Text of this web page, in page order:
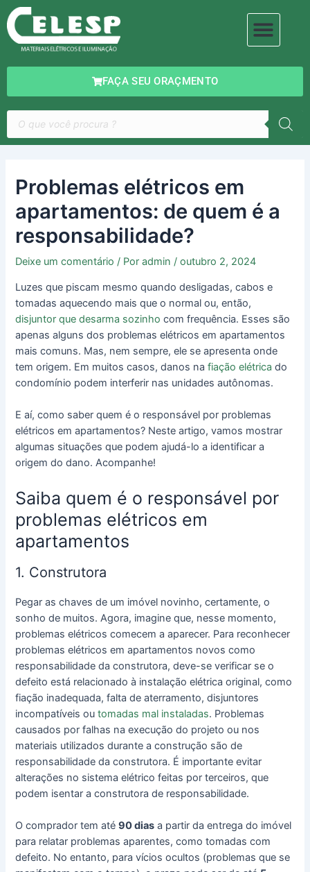
para
conteúdo
FAÇA SEU ORAÇMENTO
Pesquisar
produtos
Problemas elétricos em
apartamentos: de quem é a
responsabilidade?
Deixe um comentário / Poradmin /outubro 2, 2024
Luzes que piscam mesmo quando desligadas, cabos e
tomadas aquecendo mais que o normal ou, então,
disjuntor que desarma sozinho com frequência. Esses são
apenas alguns dos problemas elétricos em apartamentos
mais comuns. Mas, nem sempre, ele se apresenta onde
tem origem. Em muitos casos, danos nafiação elétrica do
condomínio podem interferir nas unidades autônomas.
E aí, como saber quem é o responsável por problemas
elétricos em apartamentos? Neste artigo, vamos mostrar
algumas situações que podem ajudá-lo a identificar a
origem do dano. Acompanhe!
Saiba quem é o responsável por
problemas elétricos em
apartamentos
1. Construtora
Pegar as chaves de um imóvel novinho, certamente, o
sonho de muitos. Agora, imagine que, nesse momento,
problemas elétricos comecem a aparecer. Para reconhecer
problemas elétricos em apartamentos novos como
responsabilidade da construtora, deve-se verificar se o
defeito está relacionado à instalação elétrica original, como
fiação inadequada, falta de aterramento, disjuntores
incompatíveis outomadas mal instaladas. Problemas
causados por falhas na execução do projeto ou nos
materiais utilizados durante a construção são de
responsabilidade da construtora. É importante evitar
alterações no sistema elétrico feitas por terceiros, que
podem isentar a construtora de responsabilidade.
O comprador tem até90 dias a partir da entrega do imóvel
para relatar problemas aparentes, como tomadas com
defeito. No entanto, para vícios ocultos (problemas que se
de
Post